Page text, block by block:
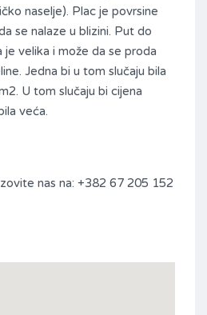
naselje). Plac je povrsine
se nalaze u blizini. Put do
je velika i može da se proda
Jedna bi u tom slučaju bila
U tom slučaju bi cijena
veća.
nas na: +382 67 205 152